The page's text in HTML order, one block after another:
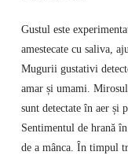
Gustul este
amestecate cu saliva,
Mugurii gustativi
amar și umami.
sunt detectate în aer și
Sentimentul de hrană
de a mânca. În timpul